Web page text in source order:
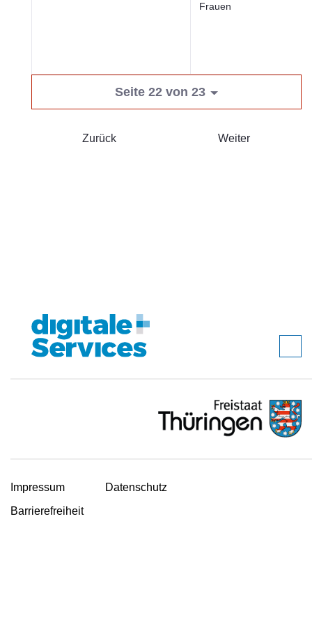
Frauen
Seite 22 von 23
Zurück Weiter
Impressum
Datenschutz
Barrierefreiheit